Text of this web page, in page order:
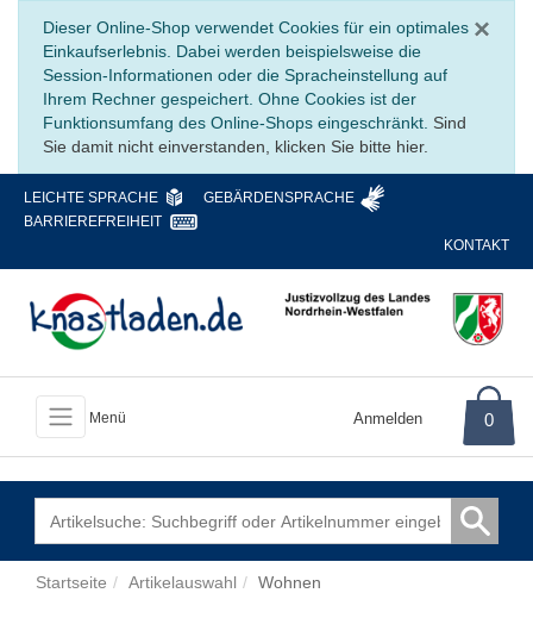
×
Dieser Online-Shop verwendet Cookies für ein optimales
Einkaufserlebnis. Dabei werden beispielsweise die
Session-Informationen oder die Spracheinstellung auf
Ihrem Rechner gespeichert. Ohne Cookies ist der
Funktionsumfang des Online-Shops eingeschränkt. Sind
Sie damit nicht einverstanden, klicken Sie bitte hier.
LEICHTE SPRACHE
GEBÄRDENSPRACHE
BARRIEREFREIHEIT
KONTAKT
Menü Anmelden 0
Startseite Artikelauswahl Wohnen